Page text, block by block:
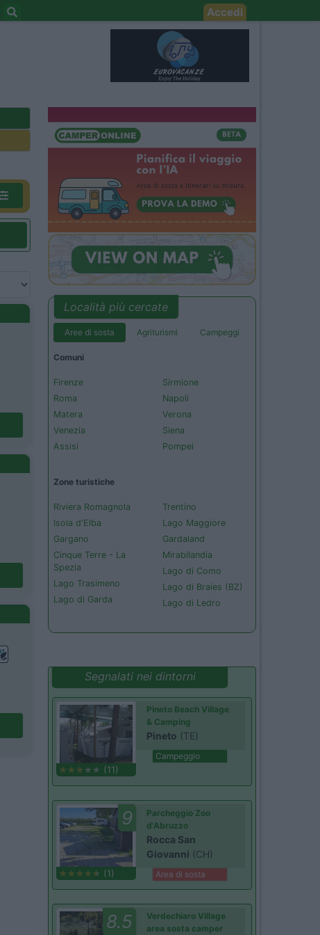
Accedi
Località più cercate
Aree di sosta Agriturismi Campeggi
Comuni
Firenze
Roma
Matera
Venezia
Assisi
Sirmione
Napoli
Verona
Siena
Pompei
Zone turistiche
Riviera Romagnola
Isola d'Elba
Gargano
Cinque Terre - La
Spezia
Lago Trasimeno
Lago di Garda
Trentino
Lago Maggiore
Gardaland
Mirabilandia
Lago di Como
Lago di Braies (BZ)
Lago di Ledro
Segnalati nei dintorni
(11)
Pineto Beach Village
& Camping
Pineto (TE)
Campeggio
9
(1)
Parcheggio Zoo
d'Abruzzo
Rocca San
Giovanni (CH)
Area di sosta
8.5
Verdechiaro Village
area sosta camper